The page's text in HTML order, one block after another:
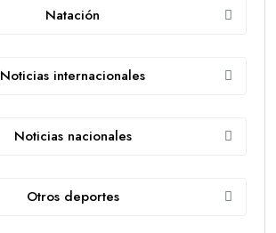
Natación
Noticias internacionales
Noticias nacionales
Otros deportes